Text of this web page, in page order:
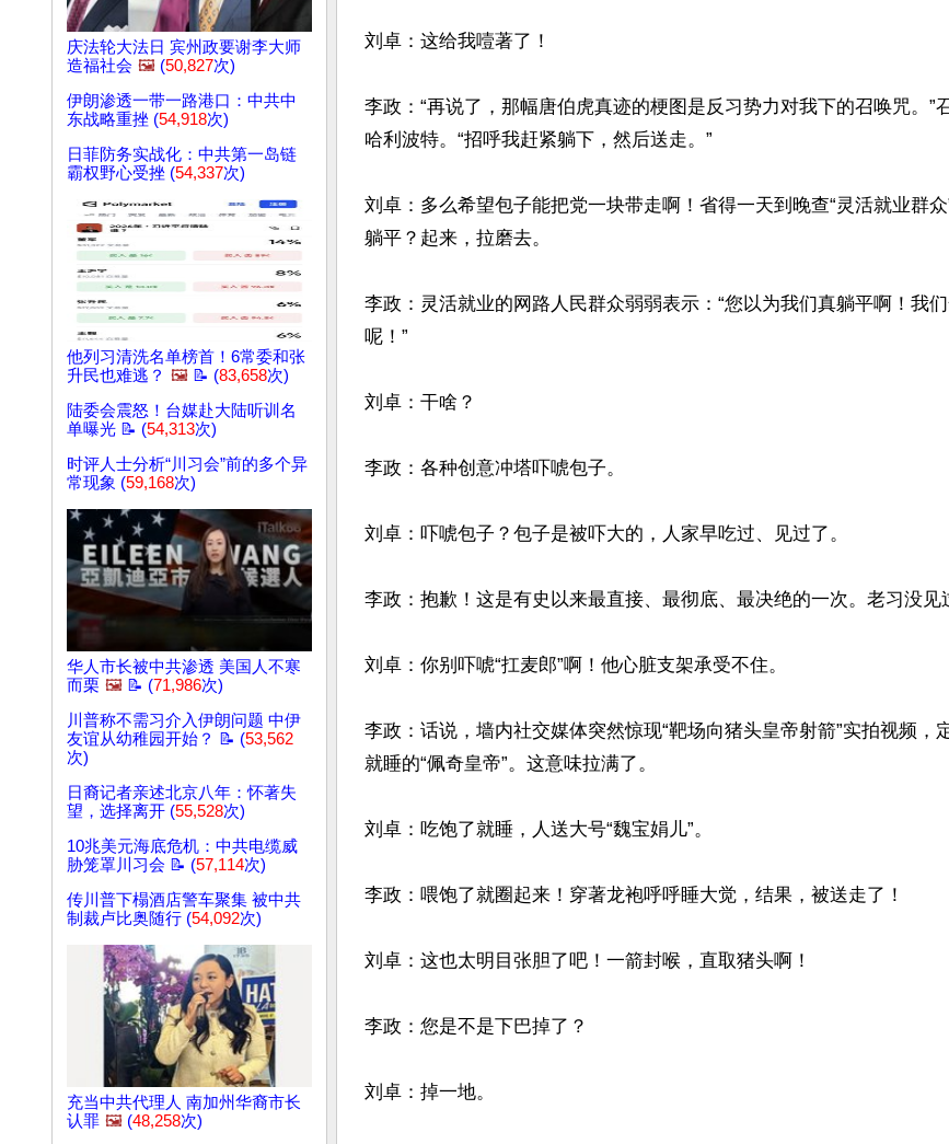
庆法轮大法日 宾州政要谢李大师
造福社会 🖼️ (50,827次)
伊朗渗透一带一路港口：中共中
东战略重挫 (54,918次)
日菲防务实战化：中共第一岛链
霸权野心受挫 (54,337次)
他列习清洗名单榜首！6常委和张
升民也难逃？ 🖼️ 📝 (83,658次)
陆委会震怒！台媒赴大陆听训名
单曝光 📝 (54,313次)
时评人士分析“川习会”前的多个异
常现象 (59,168次)
华人市长被中共渗透 美国人不寒
而栗 🖼️ 📝 (71,986次)
川普称不需习介入伊朗问题 中伊
友谊从幼稚园开始？ 📝 (53,562
次)
日裔记者亲述北京八年：怀著失
望，选择离开 (55,528次)
10兆美元海底危机：中共电缆威
胁笼罩川习会 📝 (57,114次)
传川普下榻酒店警车聚集 被中共
制裁卢比奥随行 (54,092次)
充当中共代理人 南加州华裔市长
认罪 🖼️ (48,258次)
刘卓：这给我噎著了！
李政：“再说了，那幅唐伯虎真迹的梗图是反习势力对我下的召唤咒。
哈利波特。“招呼我赶紧躺下，然后送走。”
刘卓：多么希望包子能把党一块带走啊！省得一天到晚查“灵活就业群
躺平？起来，拉磨去。
李政：灵活就业的网路人民群众弱弱表示：“您以为我们真躺平啊！我
呢！”
刘卓：干啥？
李政：各种创意冲塔吓唬包子。
刘卓：吓唬包子？包子是被吓大的，人家早吃过、见过了。
李政：抱歉！这是有史以来最直接、最彻底、最决绝的一次。老习没见
刘卓：你别吓唬“扛麦郎”啊！他心脏支架承受不住。
李政：话说，墙内社交媒体突然惊现“靶场向猪头皇帝射箭”实拍视频，
就睡的“佩奇皇帝”。这意味拉满了。
刘卓：吃饱了就睡，人送大号“魏宝娟儿”。
李政：喂饱了就圈起来！穿著龙袍呼呼睡大觉，结果，被送走了！
刘卓：这也太明目张胆了吧！一箭封喉，直取猪头啊！
李政：您是不是下巴掉了？
刘卓：掉一地。